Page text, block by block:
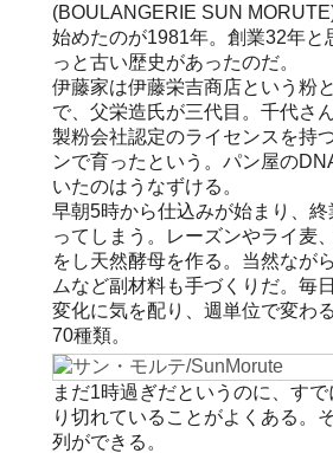
(BOULANGERIE SUN
始めたのが1981年。創業32年と
っと古い歴史があったのだ。
伊藤家は伊藤栄吉商店という粉
で、父栄造氏が三代目。千代さ
製粉会社認定のライセンスを持
ンで育ったという。パン屋の
いたのはうなずける。
早朝5時から仕込みが始まり、
ってしまう。レーズンやライ麦
をし天然酵母を作る。当然なが
ムなど副材料も手づくりだ。毎
変化に気を配り、週単位で変わ
70種類。
まだ1時過ぎだというのに、す
り切れていることがよくある。
列ができる。